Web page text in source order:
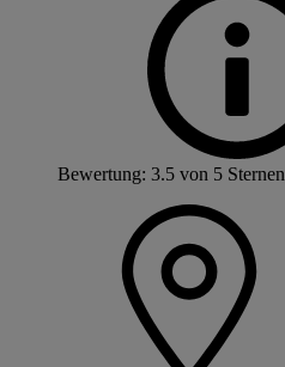
Bewertung: 3.5 von 5 Sternen